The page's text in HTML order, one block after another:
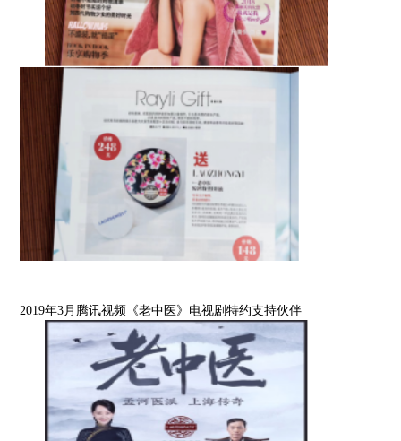
2019年3月腾讯视频《老中医》电视剧特约支持伙伴